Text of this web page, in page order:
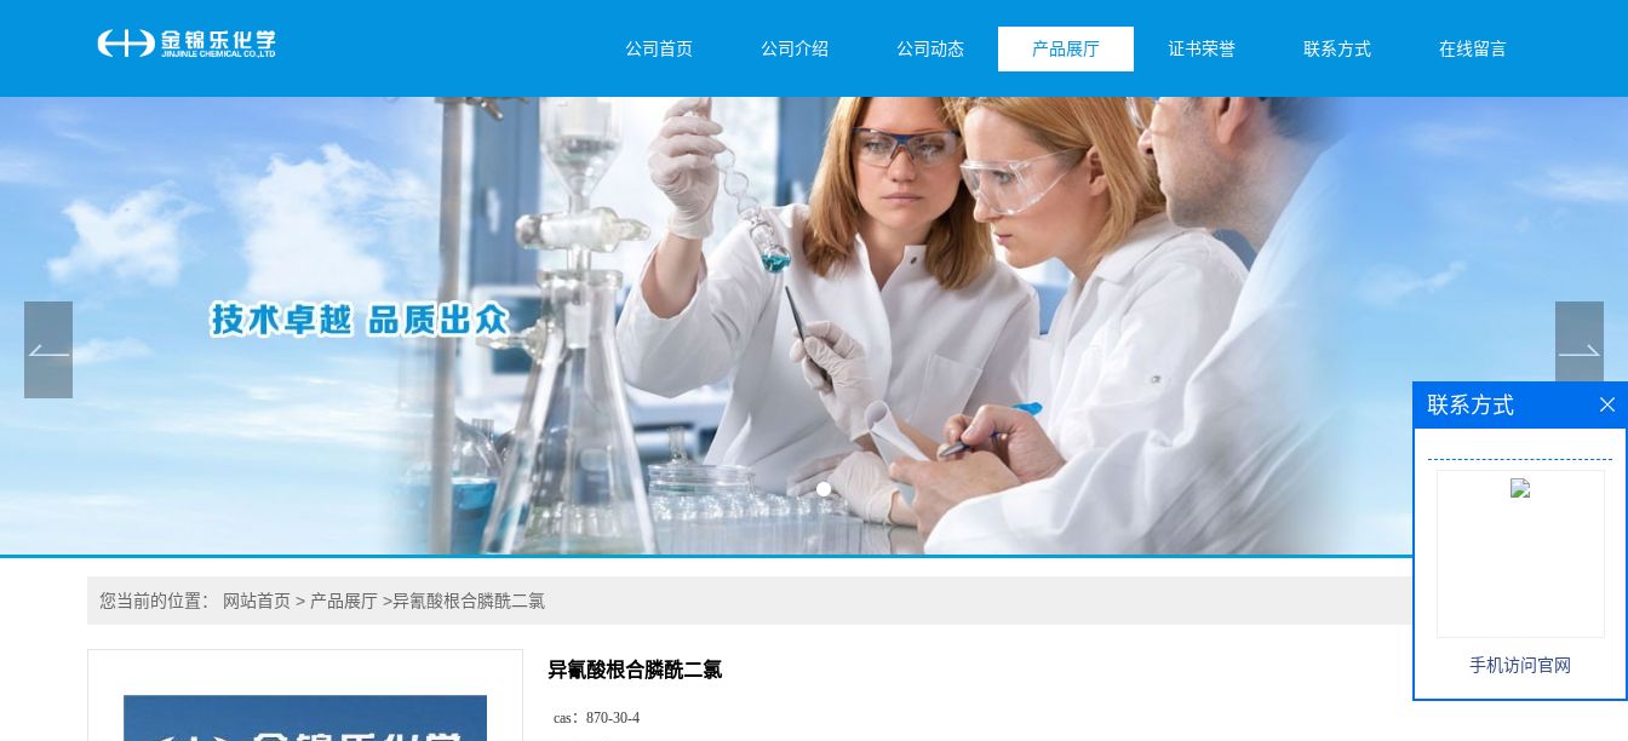
公司首页 公司介绍 公司动态 产品展厅 证书荣誉 联系方式 在线留言
您当前的位置： 网站首页 > 产品展厅 >异氰酸根合膦酰二氯
异氰酸根合膦酰二氯
cas： 870-30-4
联系方式
手机访问官网